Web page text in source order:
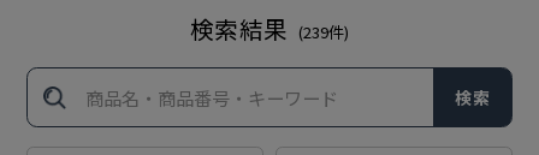
検索結果 (239件)
検索